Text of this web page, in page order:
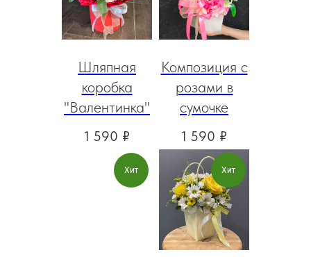
Шляпная
коробка
"Валентинка"
1 590 ₽
Композиция с
розами в
сумочке
1 590 ₽
Хит Хит